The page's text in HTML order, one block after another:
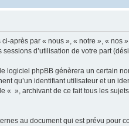
par « nous », « notre », « nos
d’utilisation de votre part
phpBB génèrera un certain
qu’un identifiant utilisateur et un
», archivant de ce fait tous les
au document qui est prévu pour